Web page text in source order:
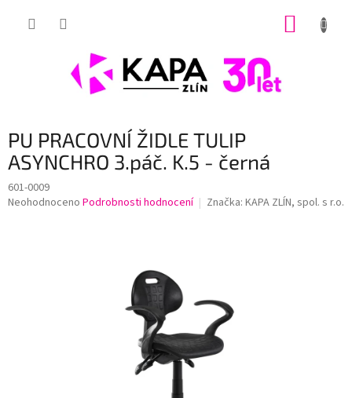
PU PRACOVNÍ ŽIDLE TULIP
ASYNCHRO 3.páč. K.5 - černá
601-0009
Průměrné
Neohodnoceno Podrobnosti hodnocení Značka: KAPA ZLÍN, spol. s r.o.